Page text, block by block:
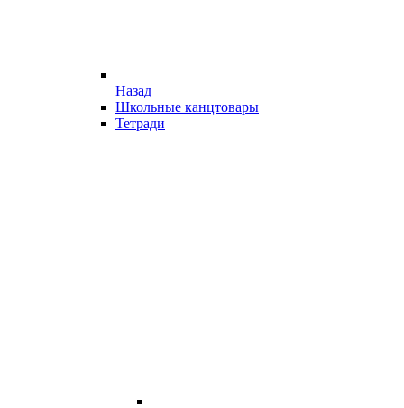
Назад
Школьные канцтовары
Тетради